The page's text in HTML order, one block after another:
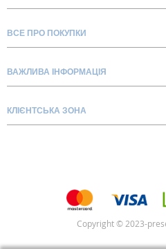
ВСЕ ПРО ПОКУПКИ
Про нас
Блог
ВАЖЛИВА ІНФОРМАЦІЯ
Доставка та оплата
КЛІЄНТСЬКА ЗОНА
Copyright © 2023-